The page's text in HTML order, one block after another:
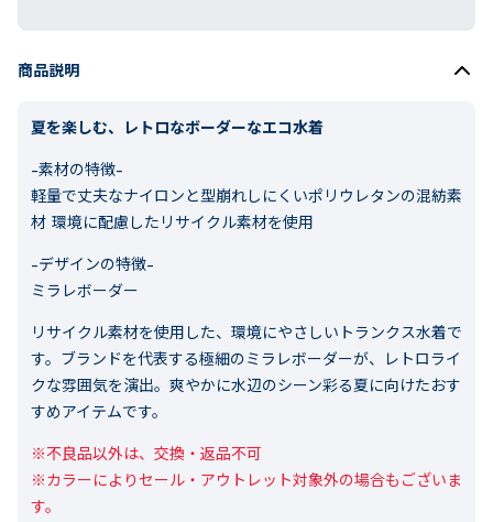
商品説明
夏を楽しむ、レトロなボーダーなエコ水着
-素材の特徴-
軽量で丈夫なナイロンと型崩れしにくいポリウレタンの混紡素
材 環境に配慮したリサイクル素材を使用
-デザインの特徴-
ミラレボーダー
リサイクル素材を使用した、環境にやさしいトランクス水着で
す。ブランドを代表する極細のミラレボーダーが、レトロライ
クな雰囲気を演出。爽やかに水辺のシーン彩る夏に向けたおす
すめアイテムです。
※不良品以外は、交換・返品不可
※カラーによりセール・アウトレット対象外の場合もございま
す。